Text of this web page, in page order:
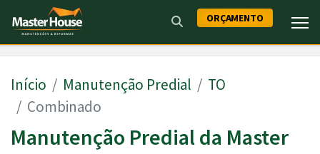
ORÇAMENTO
Início Manutenção Predial
TO
Combinado
Manutenção Predial da Master